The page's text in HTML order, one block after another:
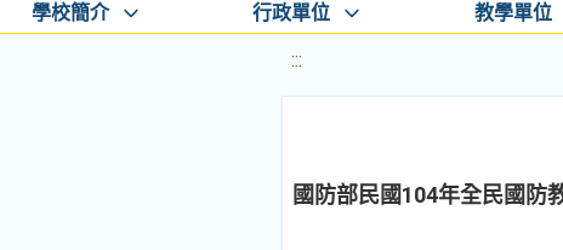
學校簡介 行政單位 教學單位
:::
國防部民國104年全民國防